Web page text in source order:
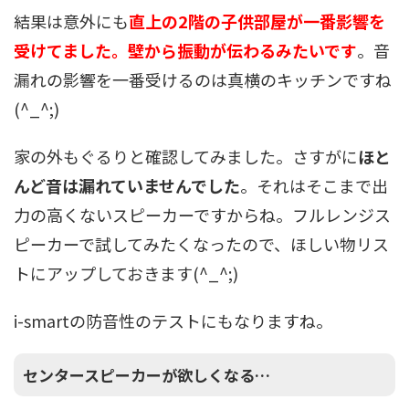
結果は意外にも直上の2階の子供部屋が一番影響を
受けてました。壁から振動が伝わるみたいです。音
漏れの影響を一番受けるのは真横のキッチンですね
(^_^;)
家の外もぐるりと確認してみました。さすがにほと
んど音は漏れていませんでした。それはそこまで出
力の高くないスピーカーですからね。フルレンジス
ピーカーで試してみたくなったので、ほしい物リス
トにアップしておきます(^_^;)
i-smartの防音性のテストにもなりますね。
センタースピーカーが欲しくなる…